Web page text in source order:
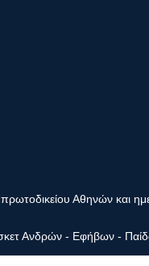
Αθηνών και
Ανδρών - Εφήβων -